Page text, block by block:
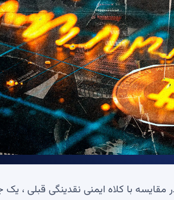
با کلاه ایمنی نقدینگی قبلی ، یک